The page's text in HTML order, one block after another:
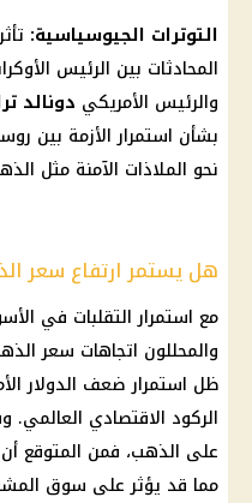
التوترات الجيوسياسية:
المحادثات بين الرئيس
والرئيس الأمريكي دونالد
بشأن استمرار الأزمة بين
نحو الملاذات الآمنة مثل
هل يستمر ارتفاع سعر
مع استمرار التقلبات في
والمحللون اتجاهات سعر
ظل استمرار ضعف الدولار
الركود الاقتصادي
على الذهب، فمن المتوقع
مما قد يؤثر على سوق